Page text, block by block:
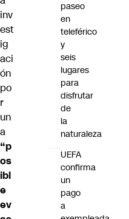
inv
est
ig
aci
ón
po
r
un
a
“p
os
ibl
e
ev
paseo
en
teleférico
y
seis
lugares
para
disfrutar
de
la
naturaleza
UEFA
confirma
un
pago
a